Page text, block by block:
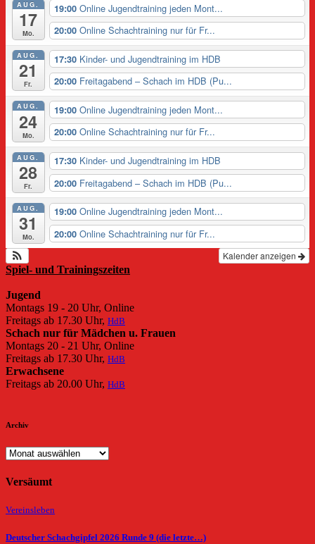
AUG.
17
Mo.
19:00 Online Jugendtraining jeden Mont...
20:00 Online Schachtraining nur für Fr...
AUG.
21
Fr.
17:30 Kinder- und Jugendtraining im HDB
20:00 Freitagabend – Schach im HDB (Pu...
AUG.
24
Mo.
19:00 Online Jugendtraining jeden Mont...
20:00 Online Schachtraining nur für Fr...
AUG.
28
Fr.
17:30 Kinder- und Jugendtraining im HDB
20:00 Freitagabend – Schach im HDB (Pu...
AUG.
31
Mo.
19:00 Online Jugendtraining jeden Mont...
20:00 Online Schachtraining nur für Fr...
Kalender anzeigen
Spiel- und Trainingszeiten
Jugend
Montags 19 - 20 Uhr, Online
Freitags ab 17.30 Uhr, HdB
Schach nur für Mädchen u. Frauen
Montags 20 - 21 Uhr, Online
Freitags ab 17.30 Uhr, HdB
Erwachsene
Freitags ab 20.00 Uhr, HdB
Archiv
Archiv
Versäumt
Vereinsleben
Deutscher Schachgipfel 2026 Runde 9 (die letzte…)